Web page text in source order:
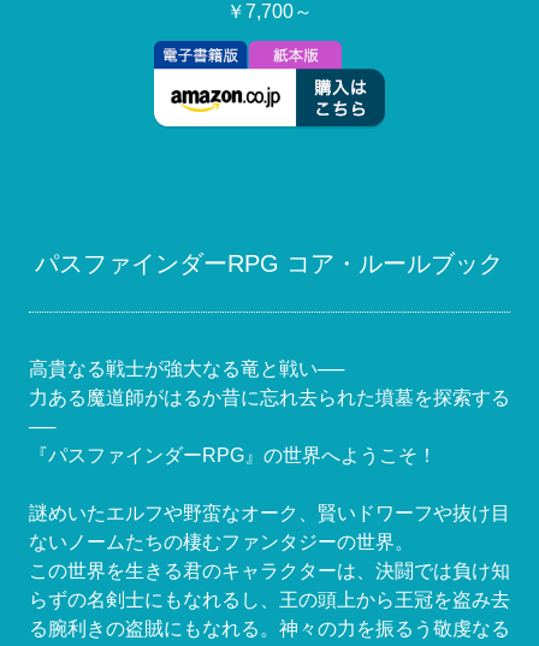
￥7,700～
パスファインダーRPG コア・ルールブック
高貴なる戦士が強大なる竜と戦い──
力ある魔道師がはるか昔に忘れ去られた墳墓を探索する
──
『パスファインダーRPG』の世界へようこそ！
謎めいたエルフや野蛮なオーク、賢いドワーフや抜け目
ないノームたちの棲むファンタジーの世界。
この世界を生きる君のキャラクターは、決闘では負け知
らずの名剣士にもなれるし、王の頭上から王冠を盗み去
る腕利きの盗賊にもなれる。神々の力を振るう敬虔なる